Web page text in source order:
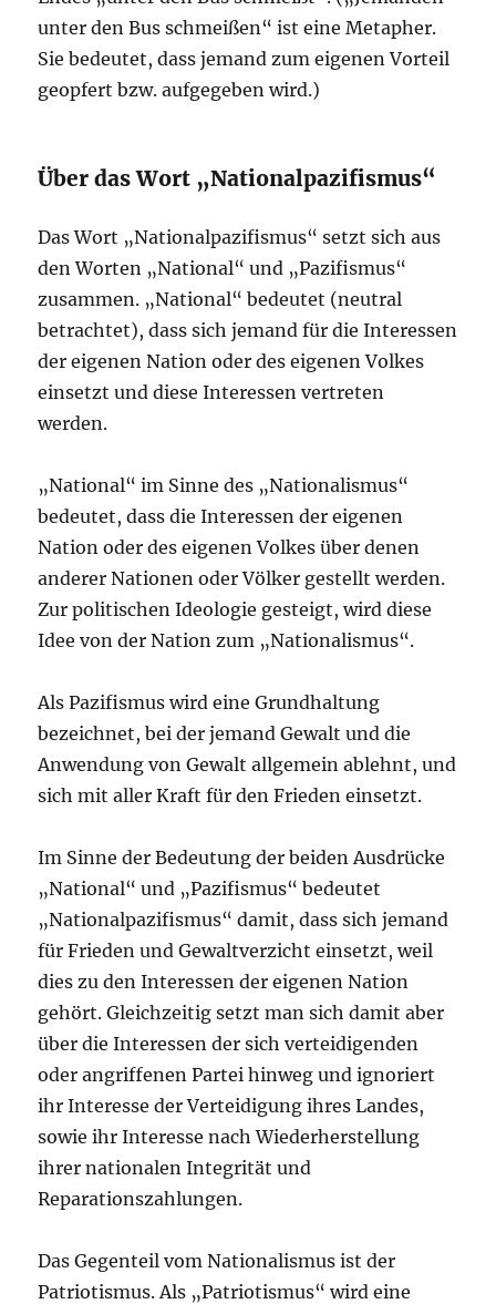
unter den Bus schmeißen“ ist eine Metapher.
Sie bedeutet, dass jemand zum eigenen Vorteil
geopfert bzw. aufgegeben wird.)
Über das Wort „Nationalpazifismus“
Das Wort „Nationalpazifismus“ setzt sich aus
den Worten „National“ und „Pazifismus“
zusammen. „National“ bedeutet (neutral
betrachtet), dass sich jemand für die Interessen
der eigenen Nation oder des eigenen Volkes
einsetzt und diese Interessen vertreten
werden.
„National“ im Sinne des „Nationalismus“
bedeutet, dass die Interessen der eigenen
Nation oder des eigenen Volkes über denen
anderer Nationen oder Völker gestellt werden.
Zur politischen Ideologie gesteigt, wird diese
Idee von der Nation zum „Nationalismus“.
Als Pazifismus wird eine Grundhaltung
bezeichnet, bei der jemand Gewalt und die
Anwendung von Gewalt allgemein ablehnt, und
sich mit aller Kraft für den Frieden einsetzt.
Im Sinne der Bedeutung der beiden Ausdrücke
„National“ und „Pazifismus“ bedeutet
„Nationalpazifismus“ damit, dass sich jemand
für Frieden und Gewaltverzicht einsetzt, weil
dies zu den Interessen der eigenen Nation
gehört. Gleichzeitig setzt man sich damit aber
über die Interessen der sich verteidigenden
oder angriffenen Partei hinweg und ignoriert
ihr Interesse der Verteidigung ihres Landes,
sowie ihr Interesse nach Wiederherstellung
ihrer nationalen Integrität und
Reparationszahlungen.
Das Gegenteil vom Nationalismus ist der
Patriotismus. Als „Patriotismus“ wird eine